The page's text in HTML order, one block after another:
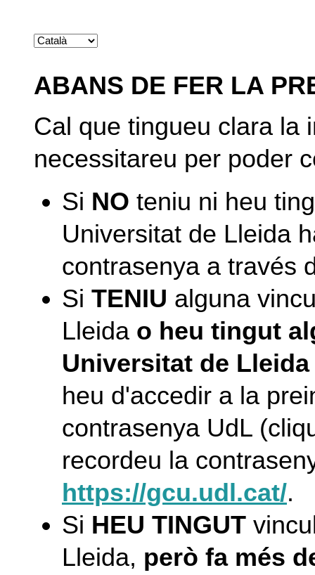
ABANS DE FER LA
Cal que tingueu clara la
necessitareu per poder
Si NO teniu ni heu
Universitat de Lleida
contrasenya a través
Si TENIU alguna
Lleida o heu tingut
Universitat de
heu d'accedir a la
contrasenya UdL
recordeu la
https://gcu.udl.cat/.
Si HEU TINGUT
Lleida, però fa més